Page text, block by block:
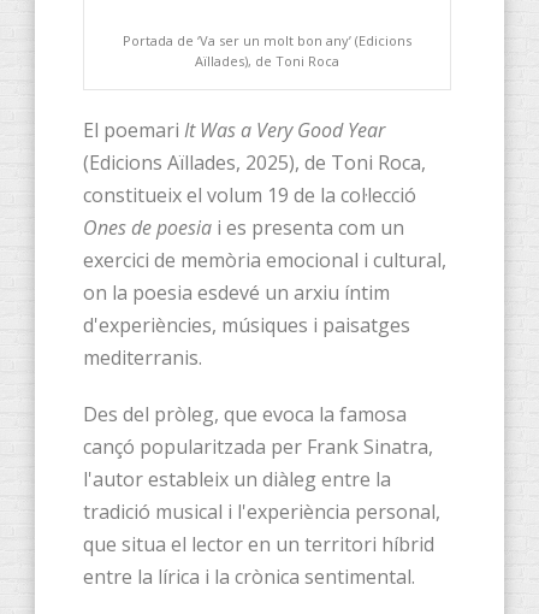
Portada de ‘Va ser un molt bon any’ (Edicions
Aïllades), de Toni Roca
El poemari It Was a Very Good Year
(Edicions Aïllades, 2025), de Toni Roca,
constitueix el volum 19 de la col·lecció
Ones de poesia i es presenta com un
exercici de memòria emocional i cultural,
on la poesia esdevé un arxiu íntim
d'experiències, músiques i paisatges
mediterranis.
Des del pròleg, que evoca la famosa
cançó popularitzada per Frank Sinatra,
l'autor estableix un diàleg entre la
tradició musical i l'experiència personal,
que situa el lector en un territori híbrid
entre la lírica i la crònica sentimental.